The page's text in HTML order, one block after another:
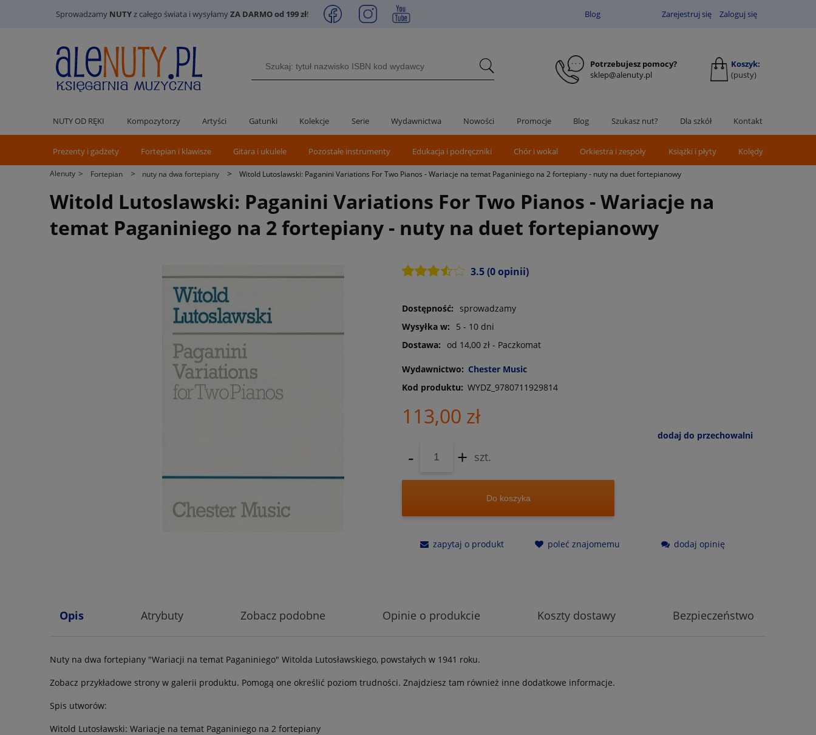
Sprowadzamy NUTYz całego świata i wysyłamyZA DARMO od 199 zł! Blog Zarejestruj się Zaloguj się
Potrzebujesz pomocy?
sklep@alenuty.pl
Koszyk:
(pusty)
NUTY OD RĘKI Kompozytorzy Artyści Gatunki Kolekcje Serie Wydawnictwa Nowości Promocje Blog Szukasz nut? Dla szkół Kontakt
Prezenty i gadżety Fortepian i klawisze Gitara i ukulele Pozostałe instrumenty Edukacja i podręczniki Chór i wokal Orkiestra i zespoły Książki i płyty Kolędy
Alenuty > Fortepian > nuty na dwa fortepiany > Witold Lutoslawski: Paganini Variations For Two Pianos - Wariacje na temat Paganiniego na 2 fortepiany - nuty na duet fortepianowy
Witold Lutoslawski: Paganini Variations For Two Pianos - Wariacje na
temat Paganiniego na 2 fortepiany - nuty na duet fortepianowy
3.5(0 opinii)
Dostępność:
sprowadzamy
Wysyłka w:
5 - 10 dni
Dostawa:
od 14,00 zł - Paczkomat
Wydawnictwo: Chester Music
Kod produktu: WYDZ_9780711929814
113,00 zł
dodaj do przechowalni
- + szt.
Do koszyka
zapytaj o produkt poleć znajomemu dodaj opinię
Opis Atrybuty Zobacz podobne Opinie o produkcie Koszty dostawy Bezpieczeństwo
Nuty na dwa fortepiany "Wariacji na temat Paganiniego" Witolda Lutosławskiego, powstałych w 1941 roku.
Zobacz przykładowe strony w galerii produktu. Pomogą one określić poziom trudności. Znajdziesz tam również inne dodatkowe informacje.
Spis utworów:
Witold Lutosławski: Wariacje na temat Paganiniego na 2 fortepiany